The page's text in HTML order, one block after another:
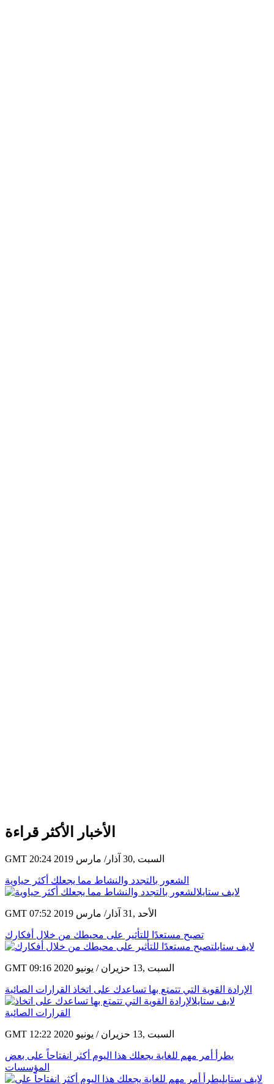
الأخبار الأكثر قراءة
GMT 20:24 2019 السبت ,30 آذار/ مارس
الشعور بالتجدد والنشاط مما يجعلك أكثر حياوية
GMT 07:52 2019 الأحد ,31 آذار/ مارس
تصبح مستعدًا للتأثير على محيطك من خلال أفكارك
GMT 09:16 2020 السبت ,13 حزيران / يونيو
الإرادة القوية التي تتمتع بها تساعدك على اتخاذ القرارات الصائبة
GMT 12:22 2020 السبت ,13 حزيران / يونيو
يطرأ أمر مهم للغاية يجعلك هذا اليوم أكثر انفتاحاً على بعض
المؤسسات